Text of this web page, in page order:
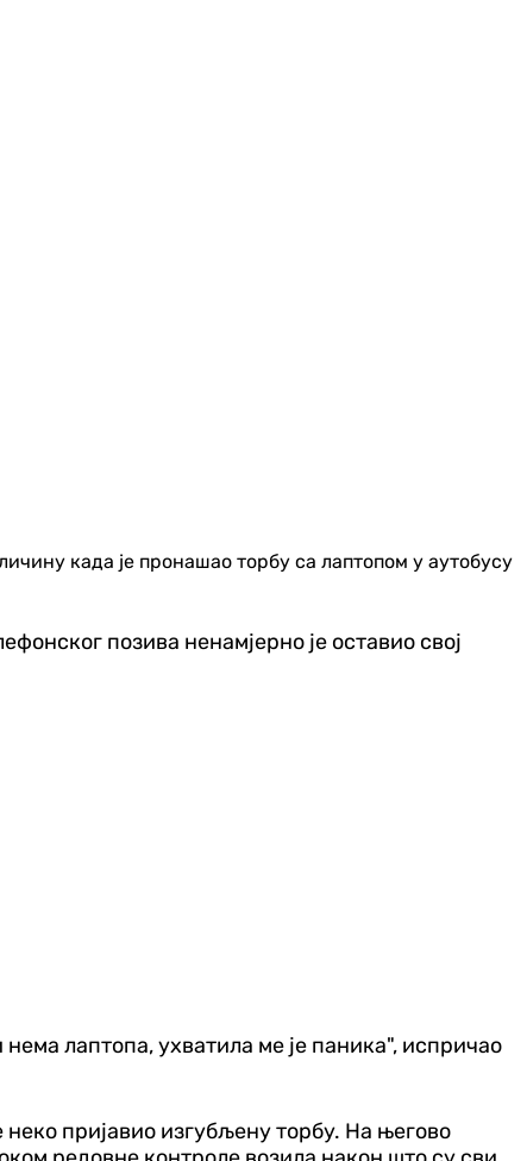
када је пронашао торбу са лаптопом у аутобусу
позива ненамјерно је оставио свој
лаптопа, ухватила ме је паника", испричао
пријавио изгубљену торбу. На његово